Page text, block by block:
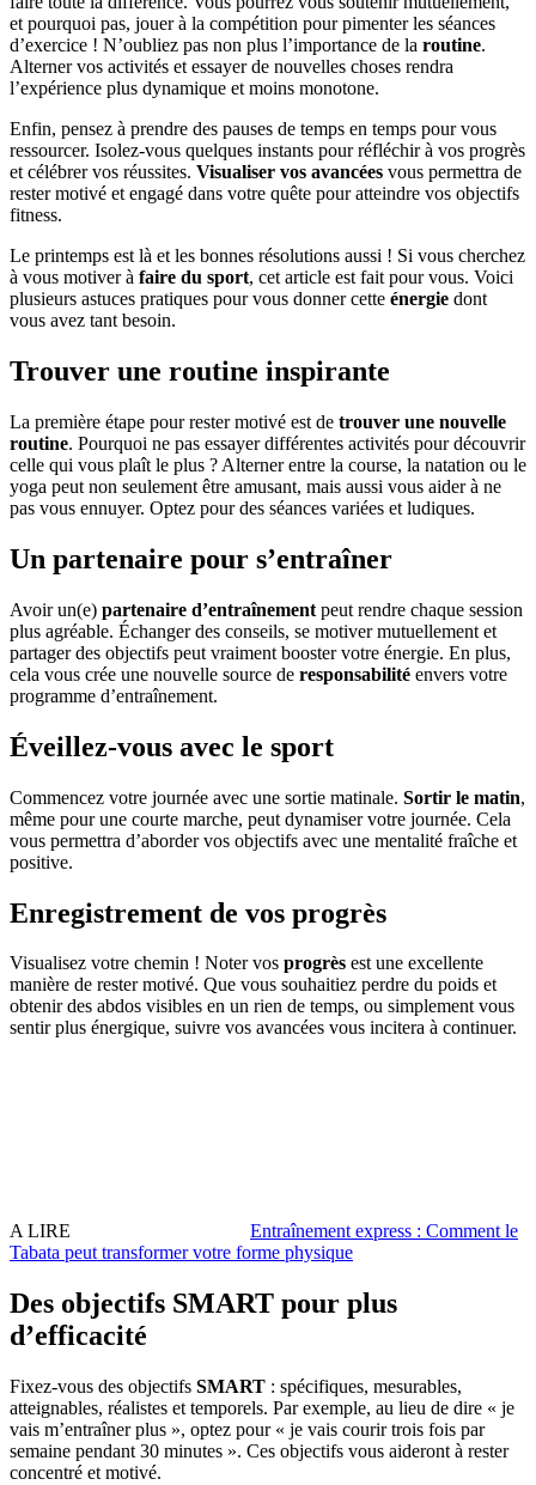
et pourquoi pas, jouer à la compétition pour pimenter les séances
d’exercice ! N’oubliez pas non plus l’importance de la routine.
Alterner vos activités et essayer de nouvelles choses rendra
l’expérience plus dynamique et moins monotone.
Enfin, pensez à prendre des pauses de temps en temps pour vous
ressourcer. Isolez-vous quelques instants pour réfléchir à vos progrès
et célébrer vos réussites. Visualiser vos avancées vous permettra de
rester motivé et engagé dans votre quête pour atteindre vos objectifs
fitness.
Le printemps est là et les bonnes résolutions aussi ! Si vous cherchez
à vous motiver à faire du sport, cet article est fait pour vous. Voici
plusieurs astuces pratiques pour vous donner cette énergie dont
vous avez tant besoin.
Trouver une routine inspirante
La première étape pour rester motivé est de trouver une nouvelle
routine. Pourquoi ne pas essayer différentes activités pour découvrir
celle qui vous plaît le plus ? Alterner entre la course, la natation ou le
yoga peut non seulement être amusant, mais aussi vous aider à ne
pas vous ennuyer. Optez pour des séances variées et ludiques.
Un partenaire pour s’entraîner
Avoir un(e) partenaire d’entraînement peut rendre chaque session
plus agréable. Échanger des conseils, se motiver mutuellement et
partager des objectifs peut vraiment booster votre énergie. En plus,
cela vous crée une nouvelle source de responsabilité envers votre
programme d’entraînement.
Éveillez-vous avec le sport
Commencez votre journée avec une sortie matinale. Sortir le matin,
même pour une courte marche, peut dynamiser votre journée. Cela
vous permettra d’aborder vos objectifs avec une mentalité fraîche et
positive.
Enregistrement de vos progrès
Visualisez votre chemin ! Noter vos progrès est une excellente
manière de rester motivé. Que vous souhaitiez perdre du poids et
obtenir des abdos visibles en un rien de temps, ou simplement vous
sentir plus énergique, suivre vos avancées vous incitera à continuer.
A LIRE
Entraînement express : Comment le
Tabata peut transformer votre forme physique
Des objectifs SMART pour plus
d’efficacité
Fixez-vous des objectifs SMART : spécifiques, mesurables,
atteignables, réalistes et temporels. Par exemple, au lieu de dire « je
vais m’entraîner plus », optez pour « je vais courir trois fois par
semaine pendant 30 minutes ». Ces objectifs vous aideront à rester
concentré et motivé.